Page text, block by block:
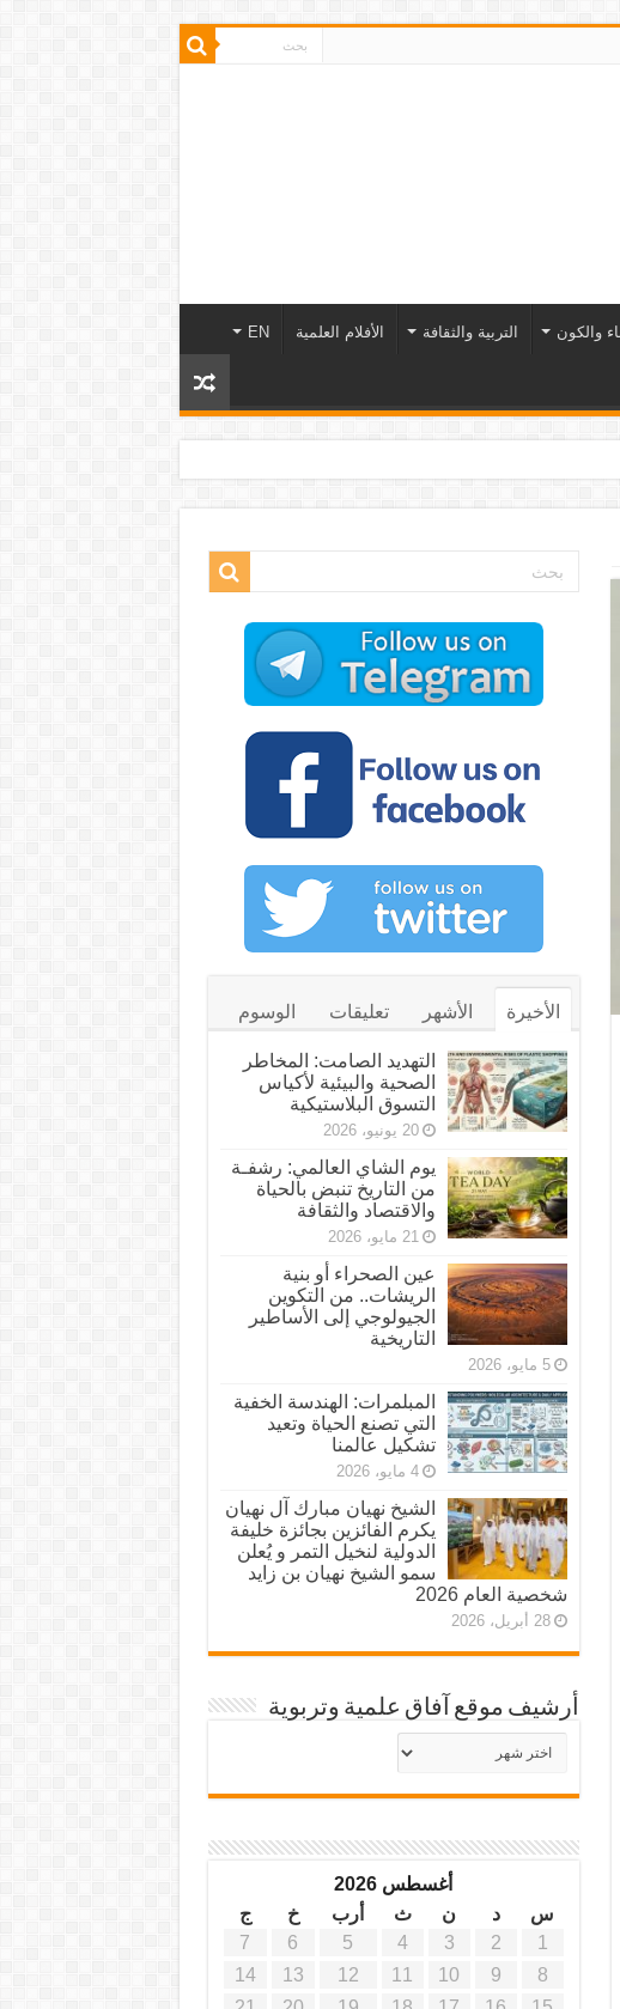
والكون التربية والثقافة الأفلام العلمية EN
الأخيرة الأشهر تعليقات الوسوم
التهديد الصامت: المخاطر
الصحية والبيئية لأكياس
التسوق البلاستيكية
20 يونيو، 2026
يوم الشاي العالمي: رشفـة
من التاريخ تنبض بالحياة
والاقتصاد والثقافة
21 مايو، 2026
عين الصحراء أو بنية
الريشات.. من التكوين
الجيولوجي إلى الأساطير
التاريخية
5 مايو، 2026
المبلمرات: الهندسة الخفية
التي تصنع الحياة وتعيد
تشكيل عالمنا
4 مايو، 2026
الشيخ نهيان مبارك آل نهيان
يكرم الفائزين بجائزة خليفة
الدولية لنخيل التمر و يُعلن
سمو الشيخ نهيان بن زايد
شخصية العام 2026
28 أبريل، 2026
أرشيف موقع آفاق علمية وتربوية
أرشيف
موقع
أغسطس 2026
س
د ن ث أرب خ
ج
1
2
3
4
5
6
7
8
9
10
11
12
13
14